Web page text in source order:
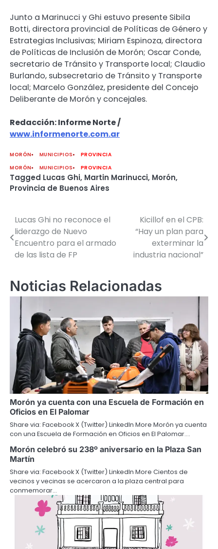
Junto a Marinucci y Ghi estuvo presente Sibila
Botti, directora provincial de Políticas de Género y
Estrategias Inclusivas; Miriam Espinoza, directora
de Políticas de Inclusión de Morón; Oscar Conde,
secretario de Tránsito y Transporte local; Claudio
Burlando, subsecretario de Tránsito y Transporte
local; Marcelo González, presidente del Concejo
Deliberante de Morón y concejales.
Redacción: Informe Norte /
www.informenorte.com.ar
MORÓN MUNICIPIOS
PROVINCIA
MORÓN
MUNICIPIOS PROVINCIA
Tagged Lucas Ghi, Martin Marinucci, Morón,
Provincia de Buenos Aires
Navegación
de
entradas
Lucas Ghi no reconoce el
liderazgo de Nuevo
Encuentro para el armado
de las lista de FP
Kicillof en el CPB:
“Hay un plan para
exterminar la
industria nacional”
Noticias Relacionadas
Morón ya cuenta con una Escuela de Formación en
Oficios en El Palomar
Share via: Facebook X (Twitter) LinkedIn More Morón ya cuenta
con una Escuela de Formación en Oficios en El Palomar.…
Morón celebró su 238º aniversario en la Plaza San
Martín
Share via: Facebook X (Twitter) LinkedIn More Cientos de
vecinos y vecinas se acercaron a la plaza central para
conmemorar…